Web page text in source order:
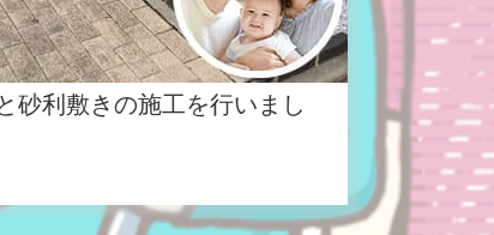
砂利敷きの施工を行いまし